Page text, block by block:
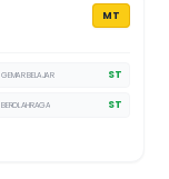
MT
GEMAR BELAJAR ST
BEROLAHRAGA ST